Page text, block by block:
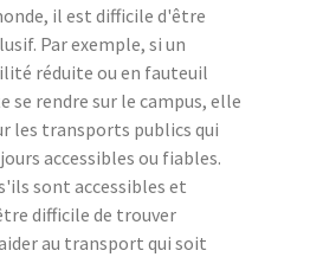
il est difficile d'être
Par exemple, si un
réduite ou en fauteuil
se rendre sur le campus, elle
les transports publics qui
accessibles ou fiables.
sont accessibles et
difficile de trouver
au transport qui soit